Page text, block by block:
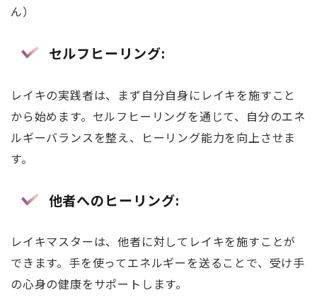
ん）
セルフヒーリング:
レイキの実践者は、まず自分自身にレイキを施すこと
から始めます。セルフヒーリングを通じて、自分のエネ
ルギーバランスを整え、ヒーリング能力を向上させま
す。
他者へのヒーリング:
レイキマスターは、他者に対してレイキを施すことが
できます。手を使ってエネルギーを送ることで、受け手
の心身の健康をサポートします。